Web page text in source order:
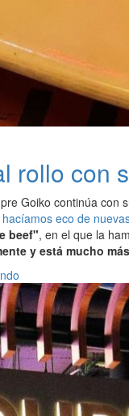
rollo con
Goiko continúa con
eco de
beef", en el que la
y está mucho